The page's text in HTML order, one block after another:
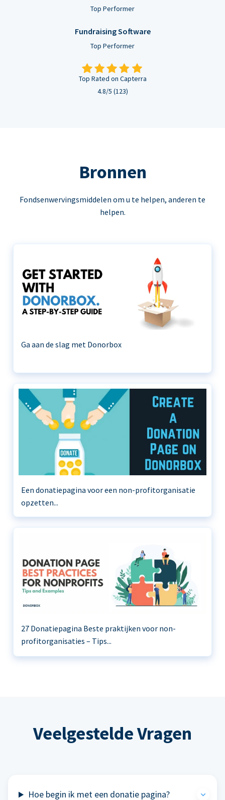
Top Performer
Fundraising Software
Top Performer
Top Rated on Capterra
4.8/5 (123)
Bronnen
Fondsenwervingsmiddelen om u te helpen, anderen te
helpen.
Ga aan de slag met Donorbox
Een donatiepagina voor een non-profitorganisatie
opzetten...
27 Donatiepagina Beste praktijken voor non-
profitorganisaties – Tips...
Veelgestelde Vragen
Hoe begin ik met een donatie pagina?